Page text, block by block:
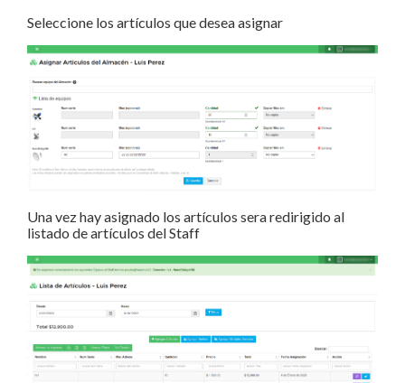
Seleccione los artículos que desea asignar
Una vez hay asignado los artículos sera redirigido al
listado de artículos del Staff